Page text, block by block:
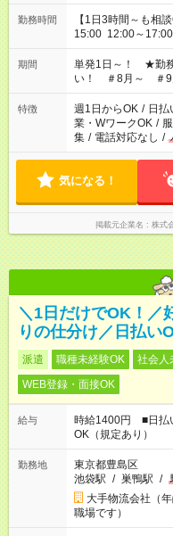
勤務時間
【1日3時間～も相談OK!】 ＜シフト例＞ 9:00～
15:00 12:00～17:00 18:00～
お気軽にご相談くだ
期間
単発1日～！ ★勤務
い！ ＃8月～ ＃9
特徴 週1日からOK / 日払
業・WワークOK /
集 / 電話対応なし /
気になる！
掲載元企業名 株式
＼1日だけでOK！／
りの仕分け／日払い
派遣 職種未経験OK 社会人
WEB登録・面接OK
給与
時給1400円 ■日払
OK（規定あり）
勤務地
東京都豊島区
池袋駅 / 巣鴨駅 /
大手物流会社（
職場です）